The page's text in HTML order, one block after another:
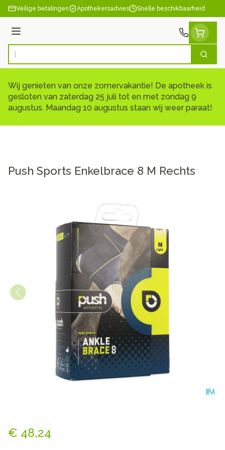
Ga naar de inhoud
Veilige betalingen Apothekersadvies Snelle beschikbaarheid
Menu
Product, merk, categorie... Zoek
Wij genieten van onze zomervakantie! De apotheek is
gesloten van zaterdag 25 juli tot en met zondag 9
augustus. Maandag 10 augustus staan wij weer paraat!
Push Sports Enkelbrace 8 M Rechts
€ 48,24